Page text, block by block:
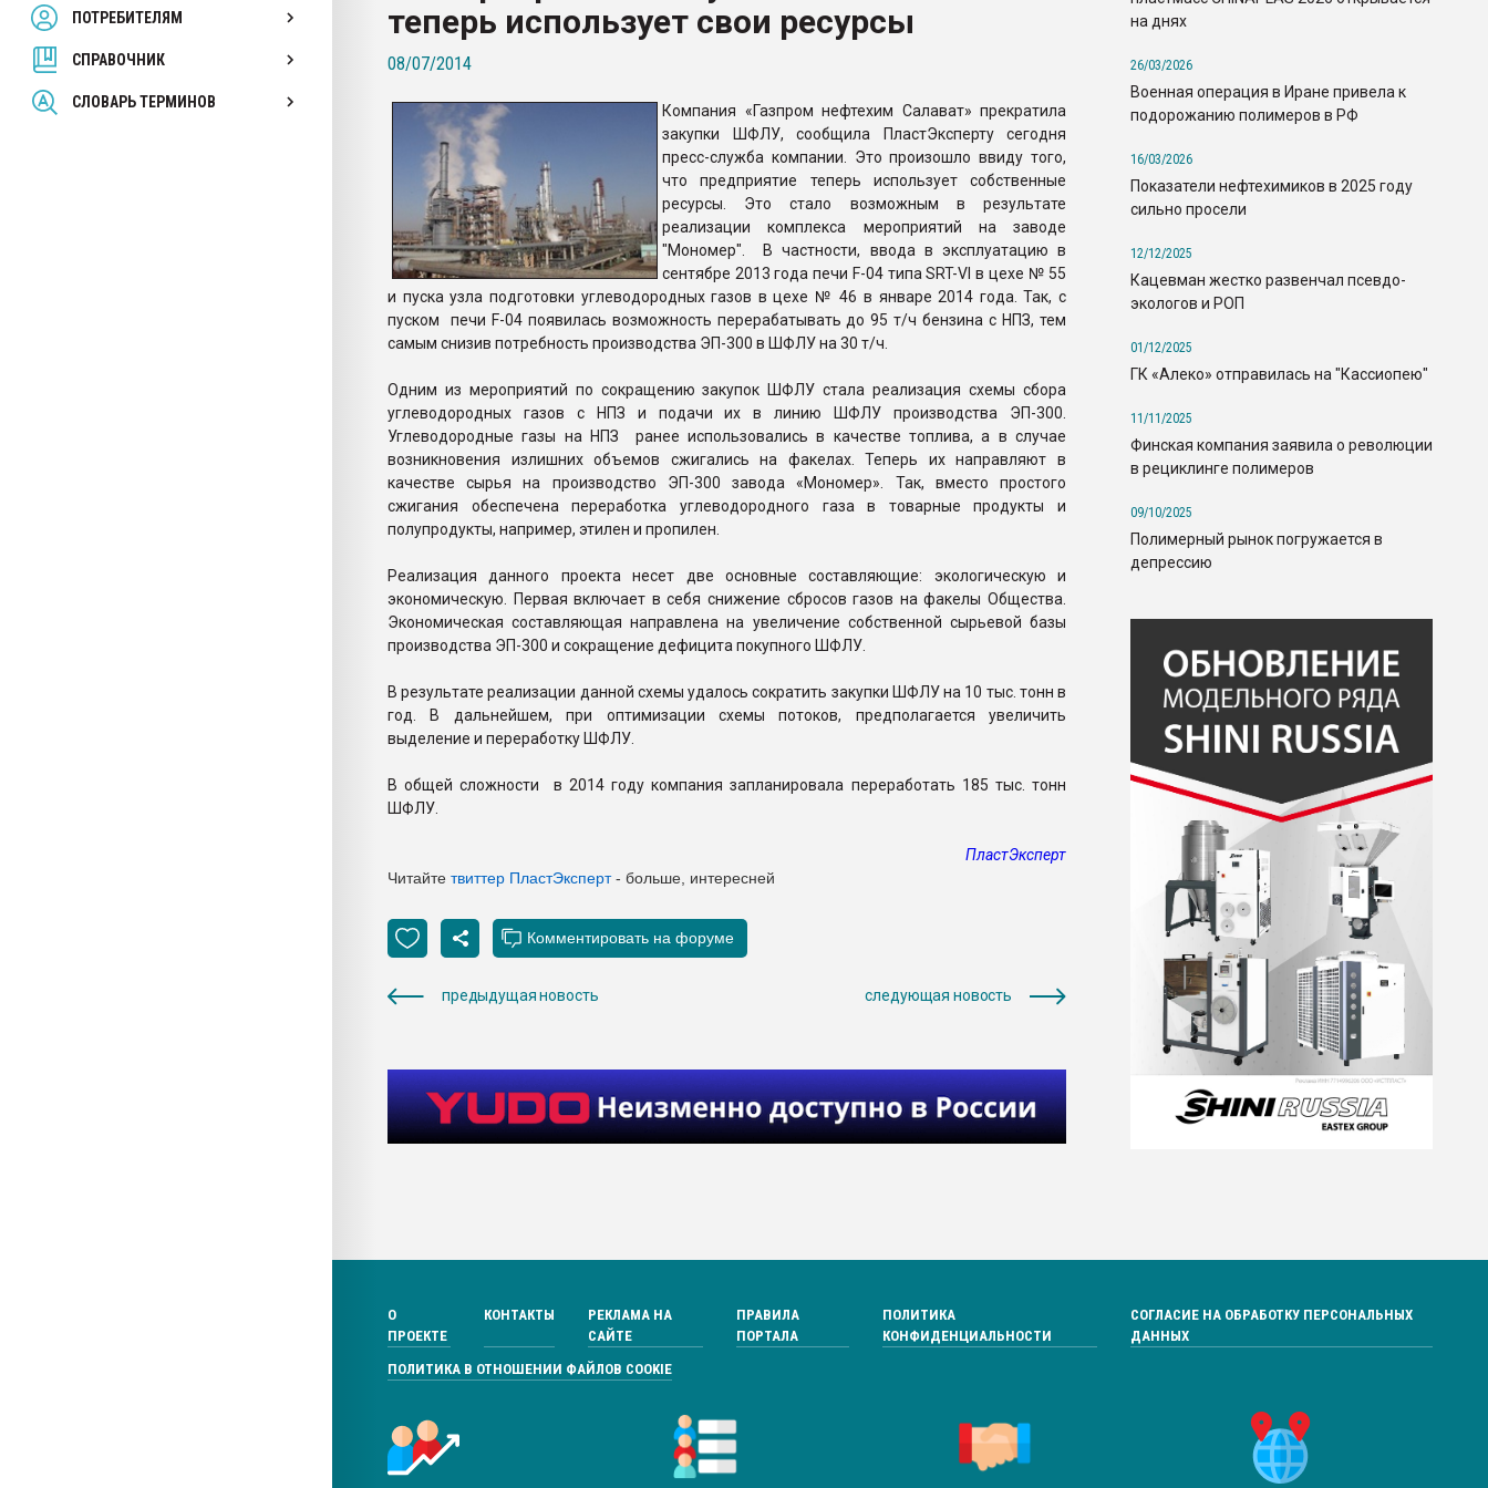
ПОТРЕБИТЕЛЯМ
СПРАВОЧНИК
СЛОВАРЬ ТЕРМИНОВ
Armaloy PC/ABS-1IM черный цвет
теперь использует свои ресурсы
08/07/2014
Компания «Газпром нефтехим Салават» прекратила
закупки ШФЛУ, сообщила ПластЭксперту сегодня
пресс-служба компании. Это произошло ввиду того,
что предприятие теперь использует собственные
ресурсы. Это стало возможным в результате
реализации комплекса мероприятий на заводе
"Мономер". В частности, ввода в эксплуатацию в
сентябре 2013 года печи F-04 типа SRT-VI в цехе № 55
и пуска узла подготовки углеводородных газов в цехе № 46 в январе 2014 года. Так, с
пуском печи F-04 появилась возможность перерабатывать до 95 т/ч бензина с НПЗ, тем
самым снизив потребность производства ЭП-300 в ШФЛУ на 30 т/ч.
Одним из мероприятий по сокращению закупок ШФЛУ стала реализация схемы сбора
углеводородных газов с НПЗ и подачи их в линию ШФЛУ производства ЭП-300.
Углеводородные газы на НПЗ ранее использовались в качестве топлива, а в случае
возникновения излишних объемов сжигались на факелах. Теперь их направляют в
качестве сырья на производство ЭП-300 завода «Мономер». Так, вместо простого
сжигания обеспечена переработка углеводородного газа в товарные продукты и
полупродукты, например, этилен и пропилен.
Реализация данного проекта несет две основные составляющие: экологическую и
экономическую. Первая включает в себя снижение сбросов газов на факелы Общества.
Экономическая составляющая направлена на увеличение собственной сырьевой базы
производства ЭП-300 и сокращение дефицита покупного ШФЛУ.
В результате реализации данной схемы удалось сократить закупки ШФЛУ на 10 тыс. тонн в
год. В дальнейшем, при оптимизации схемы потоков, предполагается увеличить
выделение и переработку ШФЛУ.
В общей сложности в 2014 году компания запланировала переработать 185 тыс. тонн
ШФЛУ.
ПластЭксперт
Читайте твиттер ПластЭксперт- больше, интересней
предыдущая новость следующая новость
на днях
26/03/2026
Военная операция в Иране привела к
подорожанию полимеров в РФ
16/03/2026
Показатели нефтехимиков в 2025 году
сильно просели
12/12/2025
Кацевман жестко развенчал псевдо-
экологов и РОП
01/12/2025
ГК «Алеко» отправилась на "Кассиопею"
11/11/2025
Финская компания заявила о революции
в рециклинге полимеров
09/10/2025
Полимерный рынок погружается в
депрессию
О
ПРОЕКТЕ
КОНТАКТЫ
РЕКЛАМА НА
САЙТЕ
ПРАВИЛА
ПОРТАЛА
ПОЛИТИКА
КОНФИДЕНЦИАЛЬНОСТИ
СОГЛАСИЕ НА ОБРАБОТКУ ПЕРСОНАЛЬНЫХ
ДАННЫХ
ПОЛИТИКА В ОТНОШЕНИИ ФАЙЛОВ COOKIE